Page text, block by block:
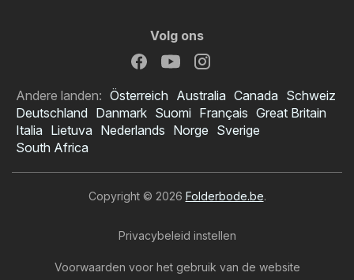
Volg ons
Andere landen: Österreich Australia Canada Schweiz
Deutschland Danmark Suomi Français Great Britain
Italia Lietuva Nederlands Norge Sverige
South Africa
Copyright © 2026 Folderbode.be.
Privacybeleid instellen
Voorwaarden voor het gebruik van de website